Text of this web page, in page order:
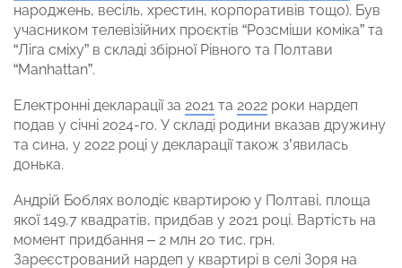
народжень, весіль, хрестин, корпоративів тощо). Був
учасником телевізійних проєктів “Розсміши коміка” та
“Ліга сміху” в складі збірної Рівного та Полтави
“Manhattan”.
Електронні декларації за 2021 та 2022 роки нардеп
подав у січні 2024-го. У складі родини вказав дружину
та сина, у 2022 році у декларації також з’явилась
донька.
Андрій Боблях володіє квартирою у Полтаві, площа
якої 149,7 квадратів, придбав у 2021 році. Вартість на
момент придбання – 2 млн 20 тис. грн.
Зареєстрований нардеп у квартирі в селі Зоря на